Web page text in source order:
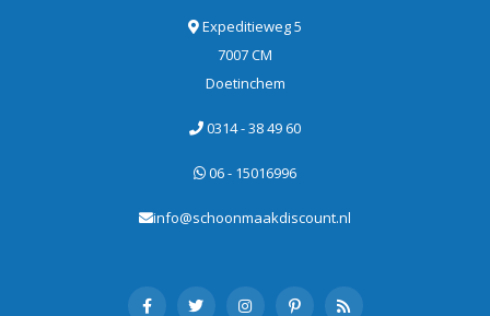
Expeditieweg 5
7007 CM
Doetinchem
0314 - 38 49 60
06 - 15016996
info@schoonmaakdiscount.nl